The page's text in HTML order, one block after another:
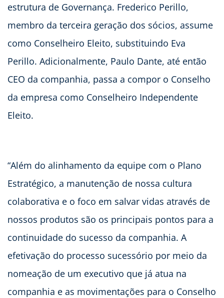
estrutura de Governança. Frederico Perillo,
membro da terceira geração dos sócios, assume
como Conselheiro Eleito, substituindo Eva
Perillo. Adicionalmente, Paulo Dante, até então
CEO da companhia, passa a compor o Conselho
da empresa como Conselheiro Independente
Eleito.
“Além do alinhamento da equipe com o Plano
Estratégico, a manutenção de nossa cultura
colaborativa e o foco em salvar vidas através de
nossos produtos são os principais pontos para a
continuidade do sucesso da companhia. A
efetivação do processo sucessório por meio da
nomeação de um executivo que já atua na
companhia e as movimentações para o Conselho